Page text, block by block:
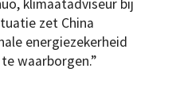
klimaatadviseur bij
zet China
energiezekerheid
waarborgen.”